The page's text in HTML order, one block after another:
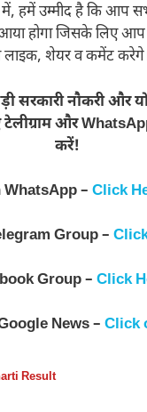
हमें उम्मीद है कि आप
होगा जिसके लिए आप
लाइक, शेयर व कमेंट
सरकारी नौकरी और
और
करें!
– Click
Group –
Group – Click
News – Click
Result